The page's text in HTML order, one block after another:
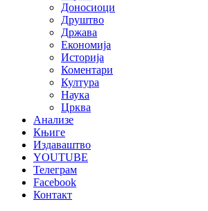
Доносиоци
Друштво
Држава
Економија
Историја
Коментари
Култура
Наука
Црква
Анализе
Књиге
Издаваштво
YOUTUBE
Телеграм
Facebook
Контакт